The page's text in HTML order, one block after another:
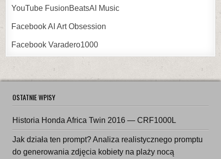
YouTube FusionBeatsAI Music
Facebook AI Art Obsession
Facebook Varadero1000
OSTATNIE WPISY
Historia Honda Africa Twin 2016 — CRF1000L
Jak działa ten prompt? Analiza realistycznego promptu
do generowania zdjęcia kobiety na plaży nocą